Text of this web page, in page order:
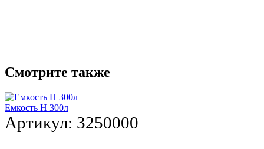
Смотрите также
Емкость H 300л
Артикул: 3250000